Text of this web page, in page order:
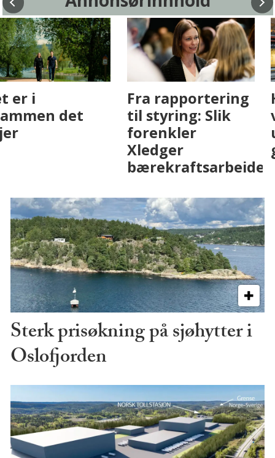
Fenistra endrer
eiendomsbransjen
med AI. Slik ser vi
Det er i
Drammen det
skjer
Sterk prisøkning på sjøhytter i
Oslofjorden